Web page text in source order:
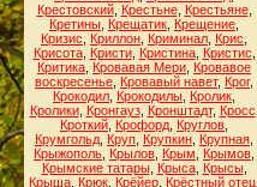
Крестовский, Крестьне, Крестьяне,
Кретины Крещатик Крещение
Кризис
Криллон Криминал Крис
Крисота, Кристи, Кристина, Кристис
Критика Кровавая Мери Кровавое
воскресенье Кровавый навет, Крог,
Крокодил Крокодилы Кролик
Кролики, Кронгауз, Кронштадт, Кросс
Кроткий Крофорд Круглов
Крумгольд Круп Крупкин Крупная
Крыжополь Крылов Крым Крымов
Крымские татары, Крыса, Крысы,
Крыша Крюк Крёйер Крёстный отец